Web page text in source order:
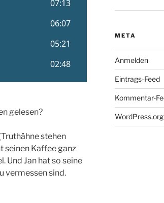
gelesen?
stehen
seinen Kaffee ganz
Und Jan hat so seine
vermessen sind.
META
Anmelden
Eintrags-Feed
Kommentar-
WordPress.org